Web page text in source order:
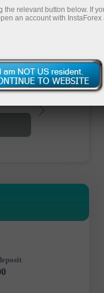
relevant button below. If
an account with InstaForex